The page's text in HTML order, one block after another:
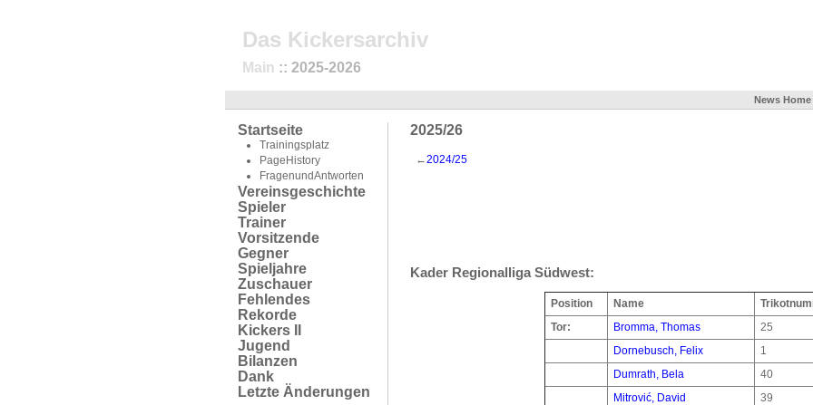
Das Kickersarchiv
Main :: 2025-2026
News Home
Startseite
Trainingsplatz
PageHistory
FragenundAntworten
Vereinsgeschichte
Spieler
Trainer
Vorsitzende
Gegner
Spieljahre
Zuschauer
Fehlendes
Rekorde
Kickers II
Jugend
Bilanzen
Dank
Letzte Änderungen
2025/26
←2024/25
Kader Regionalliga Südwest:
Position Name
Tor:
Bromma, Thomas
25
Dornebusch, Felix
1
Dumrath, Bela
40
Mitrović, David
39